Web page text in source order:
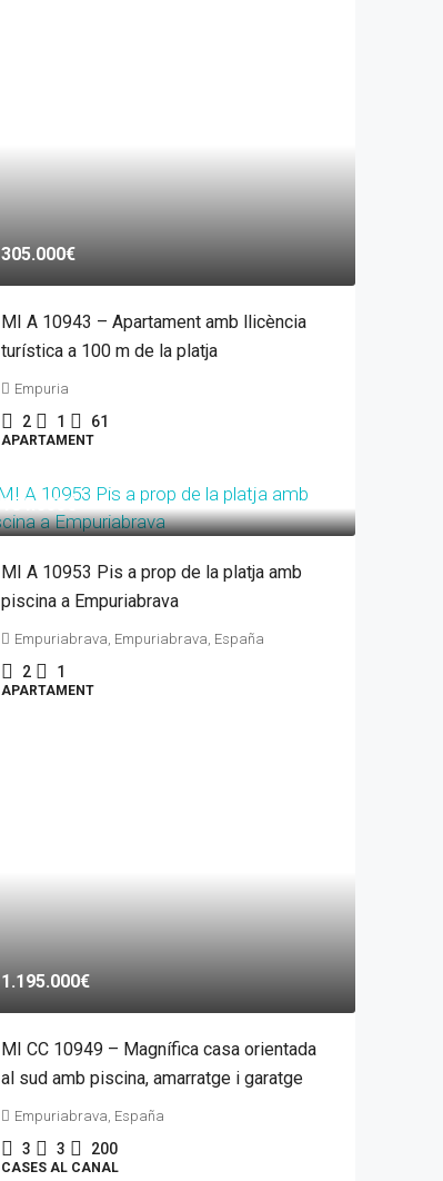
305.000€
MI A 10943 – Apartament amb llicència
turística a 100 m de la platja
Empuria
2 1 61
APARTAMENT
184.000€
MI A 10953 Pis a prop de la platja amb
piscina a Empuriabrava
Empuriabrava, Empuriabrava, España
2 1
APARTAMENT
1.195.000€
MI CC 10949 – Magnífica casa orientada
al sud amb piscina, amarratge i garatge
Empuriabrava, España
3 3 200
CASES AL CANAL